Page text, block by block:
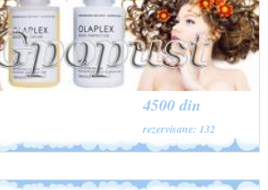
4500 din
rezervisane: 132